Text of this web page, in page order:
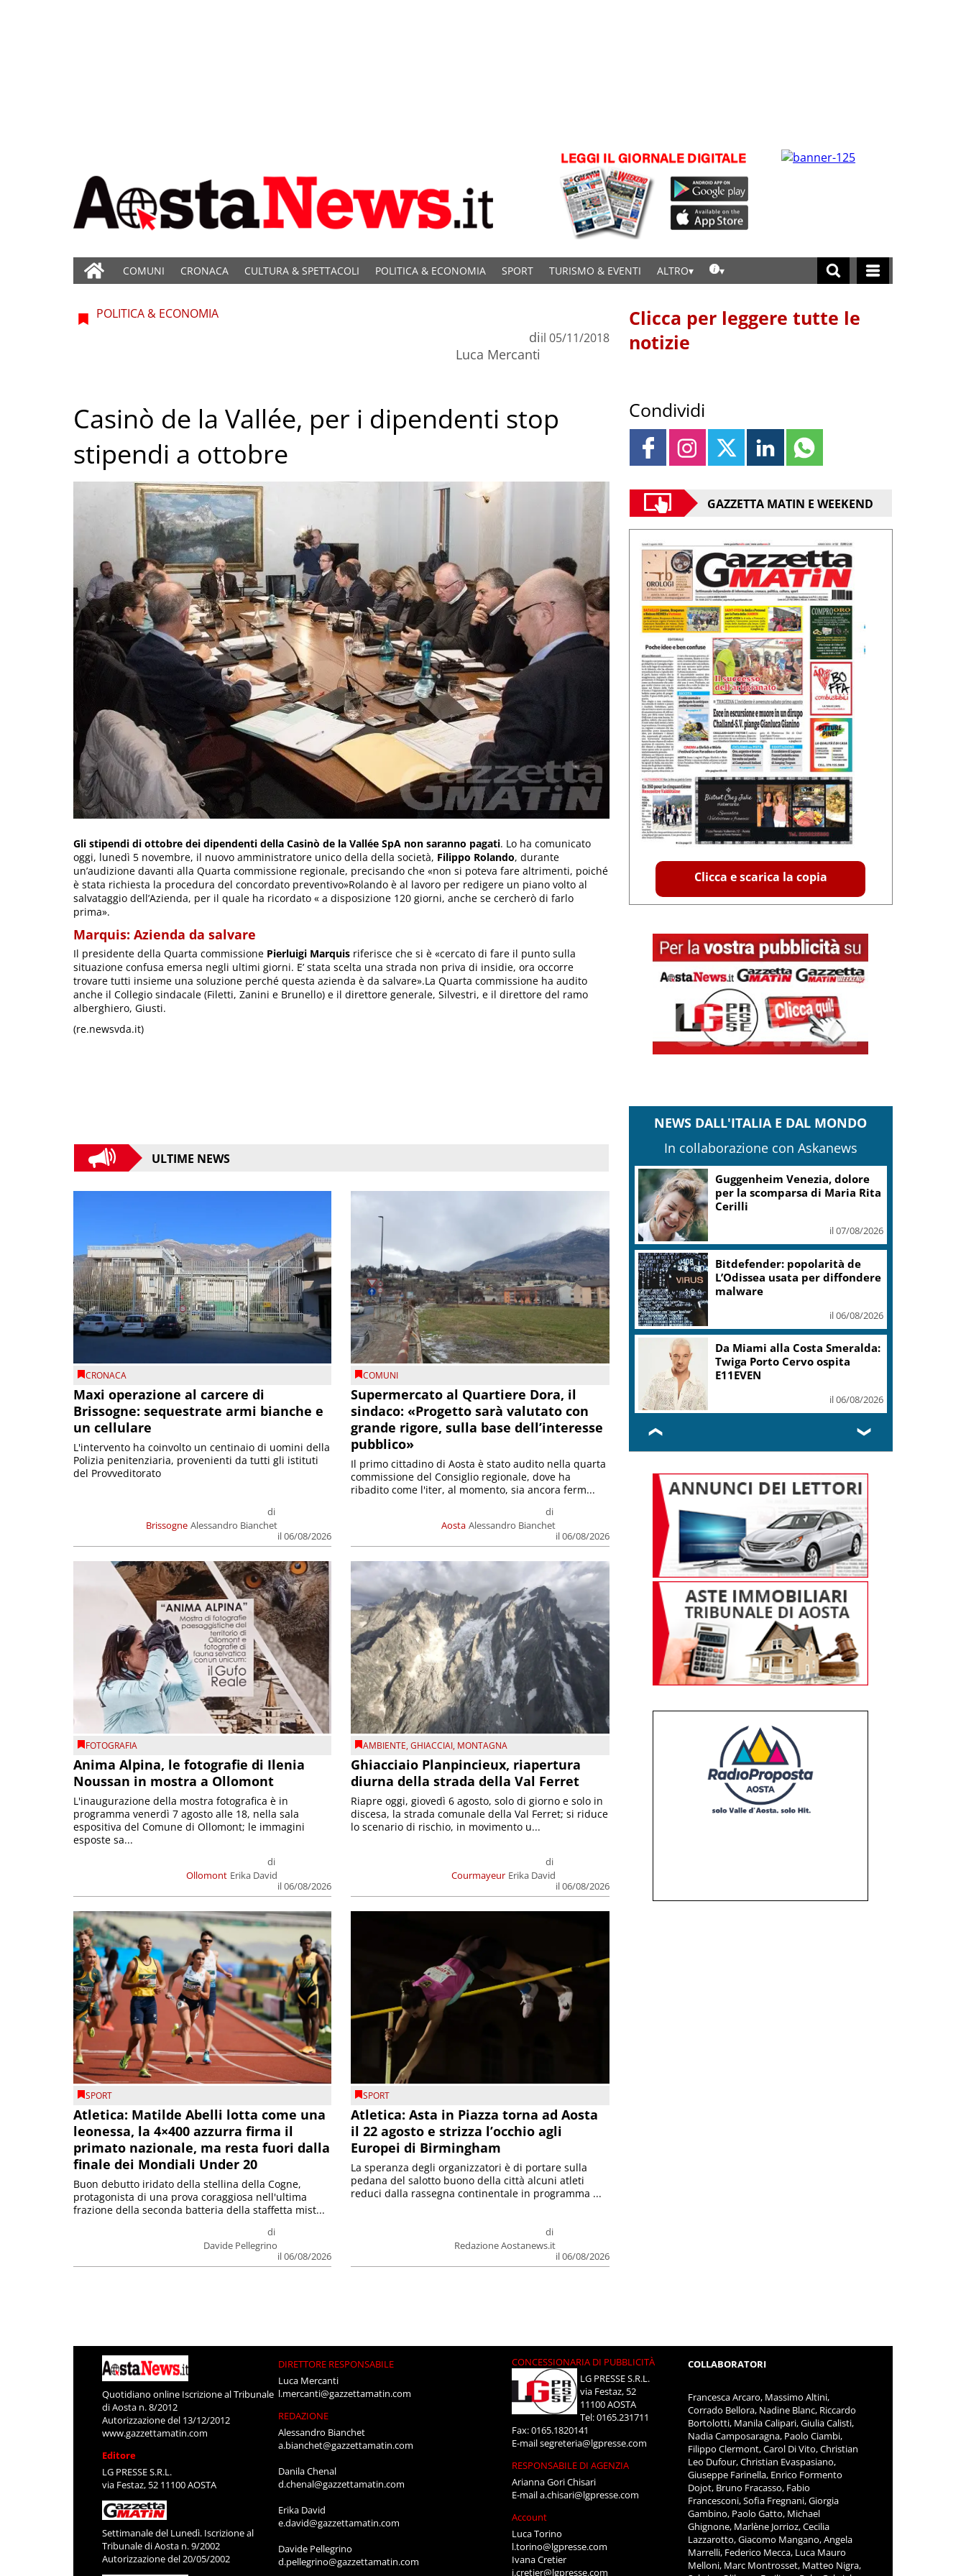
COMUNI CRONACA CULTURA & SPETTACOLI POLITICA & ECONOMIA SPORT TURISMO & EVENTI ALTRO
POLITICA & ECONOMIA
di
Luca Mercanti
il 05/11/2018
Casinò de la Vallée, per i dipendenti stop
stipendi a ottobre
Gli stipendi di ottobre dei dipendenti della Casinò de la Vallée SpA non saranno pagati. Lo ha comunicato
oggi, lunedì 5 novembre, il nuovo amministratore unico della della società, Filippo Rolando, durante
un’audizione davanti alla Quarta commissione regionale, precisando che «non si poteva fare altrimenti, poiché
è stata richiesta la procedura del concordato preventivo»Rolando è al lavoro per redigere un piano volto al
salvataggio dell’Azienda, per il quale ha ricordato « a disposizione 120 giorni, anche se cercherò di farlo
prima».
Marquis: Azienda da salvare
Il presidente della Quarta commissione Pierluigi Marquis riferisce che si è «cercato di fare il punto sulla
situazione confusa emersa negli ultimi giorni. E’ stata scelta una strada non priva di insidie, ora occorre
trovare tutti insieme una soluzione perché questa azienda è da salvare».La Quarta commissione ha audito
anche il Collegio sindacale (Filetti, Zanini e Brunello) e il direttore generale, Silvestri, e il direttore del ramo
alberghiero, Giusti.
(re.newsvda.it)
ULTIME NEWS
CRONACA
Maxi operazione al carcere di
Brissogne: sequestrate armi bianche e
un cellulare
Brissogne
di
Alessandro Bianchet
il 06/08/2026
L'intervento ha coinvolto un centinaio di uomini della
Polizia penitenziaria, provenienti da tutti gli istituti
del Provveditorato
COMUNI
Supermercato al Quartiere Dora, il
sindaco: «Progetto sarà valutato con
grande rigore, sulla base dell’interesse
pubblico»
Aosta
di
Alessandro Bianchet
il 06/08/2026
Il primo cittadino di Aosta è stato audito nella quarta
commissione del Consiglio regionale, dove ha
ribadito come l'iter, al momento, sia ancora ferm...
FOTOGRAFIA
Anima Alpina, le fotografie di Ilenia
Noussan in mostra a Ollomont
Ollomont
di
Erika David
il 06/08/2026
L'inaugurazione della mostra fotografica è in
programma venerdì 7 agosto alle 18, nella sala
espositiva del Comune di Ollomont; le immagini
esposte sa...
AMBIENTE,GHIACCIAI, MONTAGNA
Ghiacciaio Planpincieux, riapertura
diurna della strada della Val Ferret
Courmayeur
di
Erika David
il 06/08/2026
Riapre oggi, giovedì 6 agosto, solo di giorno e solo in
discesa, la strada comunale della Val Ferret; si riduce
lo scenario di rischio, in movimento u...
SPORT
Atletica: Matilde Abelli lotta come una
leonessa, la 4×400 azzurra firma il
primato nazionale, ma resta fuori dalla
finale dei Mondiali Under 20
di
Davide Pellegrino
il 06/08/2026
Buon debutto iridato della stellina della Cogne,
protagonista di una prova coraggiosa nell'ultima
frazione della seconda batteria della staffetta mist...
SPORT
Atletica: Asta in Piazza torna ad Aosta
il 22 agosto e strizza l’occhio agli
Europei di Birmingham
di
Redazione Aostanews.it
il 06/08/2026
La speranza degli organizzatori è di portare sulla
pedana del salotto buono della città alcuni atleti
reduci dalla rassegna continentale in programma ...
Clicca per leggere tutte le
notizie
Condividi
GAZZETTA MATIN E WEEKEND
Clicca e scarica la copia
NEWS DALL'ITALIA E DAL MONDO
In collaborazione con Askanews
Covid, ‘Conte-day’ in
commissione: “non sono un
eroe ma un uomo corretto,
il 06/08/2026
Guccini, Meloni: l’ho amato e
mi ha formato, continuerò a
il 06/08/2026
Sogin: in 2025 utile balza oltre
2,5 mln, decommissioning al
il 06/08/2026
Quotidiano online Iscrizione al Tribunale
di Aosta n. 8/2012
Autorizzazione del 13/12/2012
www.gazzettamatin.com
Editore
LG PRESSE S.R.L.
via Festaz, 52 11100 AOSTA
Settimanale del Lunedì. Iscrizione al
Tribunale di Aosta n. 9/2002
Autorizzazione del 20/05/2002
DIRETTORE RESPONSABILE
Luca Mercanti
l.mercanti@gazzettamatin.com
REDAZIONE
Alessandro Bianchet
a.bianchet@gazzettamatin.com
Danila Chenal
d.chenal@gazzettamatin.com
Erika David
e.david@gazzettamatin.com
Davide Pellegrino
d.pellegrino@gazzettamatin.com
CONCESSIONARIA DI PUBBLICITÀ
LG PRESSE S.R.L.
via Festaz, 52
11100 AOSTA
Tel: 0165.231711
Fax: 0165.1820141
E-mailsegreteria@lgpresse.com
RESPONSABILE DI AGENZIA
Arianna Gori Chisari
E-maila.chisari@lgpresse.com
Account
Luca Torino
l.torino@lgpresse.com
Ivana Cretier
i.cretier@lgpresse.com
COLLABORATORI
Francesca Arcaro, Massimo Altini,
Corrado Bellora, Nadine Blanc, Riccardo
Bortolotti, Manila Calipari, Giulia Calisti,
Nadia Camposaragna, Paolo Ciambi,
Filippo Clermont, Carol Di Vito, Christian
Leo Dufour, Christian Evaspasiano,
Giuseppe Farinella, Enrico Formento
Dojot, Bruno Fracasso, Fabio
Francesconi, Sofia Fregnani, Giorgia
Gambino, Paolo Gatto, Michael
Ghignone, Marlène Jorrioz, Cecilia
Lazzarotto, Giacomo Mangano, Angela
Marrelli, Federico Mecca, Luca Mauro
Melloni, Marc Montrosset, Matteo Nigra,